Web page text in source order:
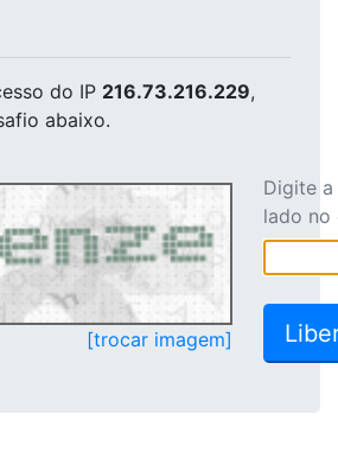
do IP 216.73.216.229,
abaixo.
[trocar imagem]
Digite
lado no